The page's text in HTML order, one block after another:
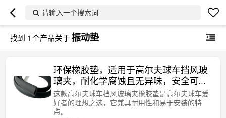
请输入一个搜索词
找到 1 个产品关于振动垫
环保橡胶垫，适用于高尔夫球车挡风玻
璃夹，耐化学腐蚀且无异味，安全可
靠。
这款高尔夫球车挡风玻璃夹橡胶垫是高尔夫球车爱
好者的理想之选，它兼具耐用性和易于安装的特
点。